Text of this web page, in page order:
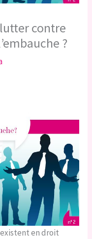
contre
?
en droit